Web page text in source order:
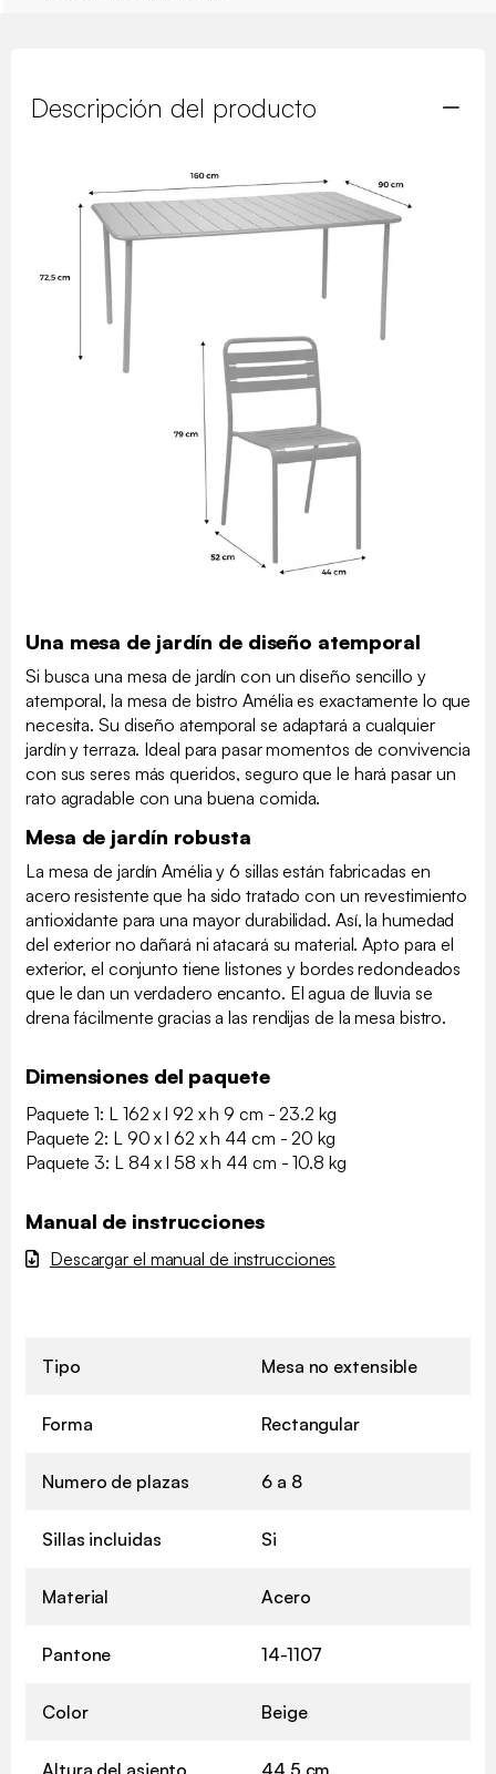
Descripción del producto
Una mesa de jardín de diseño atemporal
Si busca una mesa de jardín con un diseño sencillo y
atemporal, la mesa de bistro Amélia es exactamente lo que
necesita. Su diseño atemporal se adaptará a cualquier
jardín y terraza. Ideal para pasar momentos de convivencia
con sus seres más queridos, seguro que le hará pasar un
rato agradable con una buena comida.
Mesa de jardín robusta
La mesa de jardín Amélia y 6 sillas están fabricadas en
acero resistente que ha sido tratado con un revestimiento
antioxidante para una mayor durabilidad. Así, la humedad
del exterior no dañará ni atacará su material. Apto para el
exterior, el conjunto tiene listones y bordes redondeados
que le dan un verdadero encanto. El agua de lluvia se
drena fácilmente gracias a las rendijas de la mesa bistro.
Dimensiones del paquete
Paquete 1: L 162 x l 92 x h 9 cm - 23.2 kg
Paquete 2: L 90 x l 62 x h 44 cm - 20 kg
Paquete 3: L 84 x l 58 x h 44 cm - 10.8 kg
Manual de instrucciones
Descargar el manual de instrucciones
Tipo Mesa no extensible
Forma Rectangular
Numero de plazas 6 a 8
Sillas incluidas Si
Material Acero
Pantone 14-1107
Color Beige
Altura del asiento 44,5 cm